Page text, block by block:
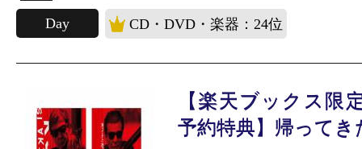
Day CD・DVD・楽器：24位
【楽天ブックス限
予約特典】帰ってき